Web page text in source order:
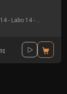
- Labo 14 -